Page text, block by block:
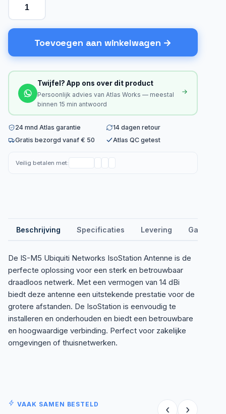
Toevoegen aan winkelwagen
Twijfel? App ons over dit product
Persoonlijk advies van Atlas Works — meestal
binnen 15 min antwoord
24 mnd Atlas garantie
14 dagen retour
Gratis bezorgd vanaf € 50
Atlas QC getest
Veilig betalen met:
Beschrijving Specificaties Levering Garantie
De IS-M5 Ubiquiti Networks IsoStation Antenne is de
perfecte oplossing voor een sterk en betrouwbaar
draadloos netwerk. Met een vermogen van 14 dBi
biedt deze antenne een uitstekende prestatie voor de
grotere afstanden. De IsoStation is eenvoudig te
installeren en onderhouden en biedt een betrouwbare
en hoogwaardige verbinding. Perfect voor zakelijke
omgevingen of thuisnetwerken.
VAAK SAMEN BESTELD ‹ ›